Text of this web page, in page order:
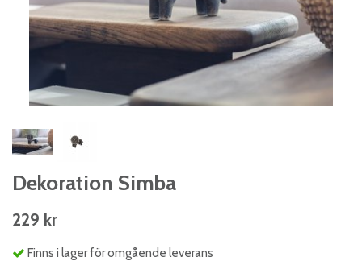
Dekoration Simba
229 kr
Finns i lager för omgående leverans